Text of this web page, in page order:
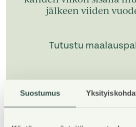
Suostumus
jälkeen viiden
Tutustu